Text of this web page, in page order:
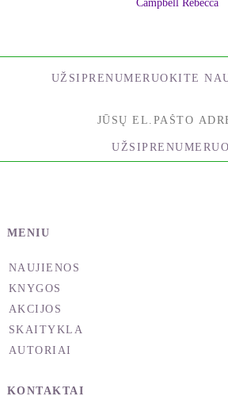
Pragmatiškai dabartinei Vakarų
- Venkatesh Varan, verslo konsultantas
patikrino Gytos mokymą savo
vakariečiams ir įkvėps ne tik juos,
norinčius susipažinti su Gytos
nuostabiai išsaugojo posmų
perteikė juos paprasta, lengvai
Džekas puikiai perprato net pačias
pasitikėjimo ir pagarbos.
Campbell Rebecca
UŽSIPRENUMERUOKITE
MENIU
NAUJIENOS
KNYGOS
AKCIJOS
SKAITYKLA
AUTORIAI
KONTAKTAI